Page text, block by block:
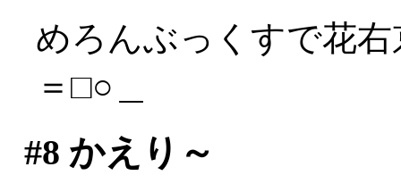
めろんぶっくすで花
＝□○＿
#8 かえり～